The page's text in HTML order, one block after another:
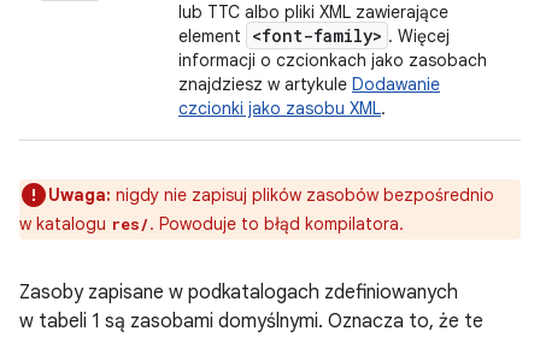
lub TTC albo pliki XML zawierające
element
<font-family> . Więcej
informacji o czcionkach jako zasobach
znajdziesz w artykule Dodawanie
czcionki jako zasobu XML.
Uwaga: nigdy nie zapisuj plików zasobów bezpośrednio
w katalogu res/. Powoduje to błąd kompilatora.
Zasoby zapisane w podkatalogach zdefiniowanych
w tabeli 1 są zasobami domyślnymi. Oznacza to, że te